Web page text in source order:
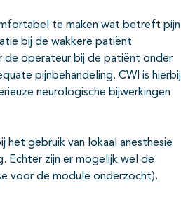
te maken wat betreft pijn
bij de wakkere patiënt
operateur bij de patiënt onder
pijnbehandeling. CWI is hierbij
neurologische bijwerkingen
het gebruik van lokaal anesthesie
Echter zijn er mogelijk wel de
voor de module onderzocht).